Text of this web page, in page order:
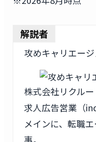
解説者
攻めキャリエー
株式会社リクルー
求人広告営業（
メインに、転職